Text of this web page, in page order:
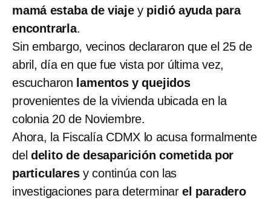
mamá estaba de viajey pidió ayuda para
encontrarla.
Sin embargo, vecinos declararon que el 25 de
abril, día en que fue vista por última vez,
escucharon lamentos y quejidos
provenientes de la vivienda ubicada en la
colonia 20 de Noviembre.
Ahora, la Fiscalía CDMX lo acusa formalmente
del delito de desaparición cometida por
particularesy continúa con las
investigaciones para determinarel paradero